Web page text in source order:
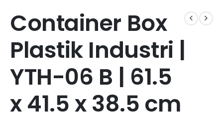
Container Box
Plastik Industri |
YTH-06 B | 61.5
x 41.5 x 38.5 cm